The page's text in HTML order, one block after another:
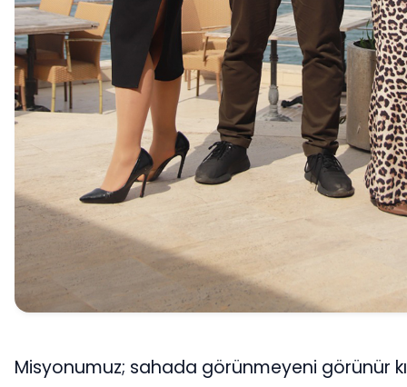
Misyonumuz; sahada görünmeyeni görünür